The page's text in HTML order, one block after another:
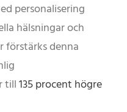
personalisering
hälsningar och
denna
till135 procent högre